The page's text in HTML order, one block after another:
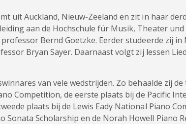
uit Auckland, Nieuw-Zeeland en zit in haar
aan de Hochschule für Musik, Theater
Bernd Goetzke. Eerder studeerde zij in
Bryan Sayer. Daarnaast volgt zij lessen
van vele wedstrijden. Zo behaalde zij
Competition, de eerste plaats bij de Pacific
plaats bij de Lewis Eady National Piano
Sonata Scholarship en de Norah Howell Piano